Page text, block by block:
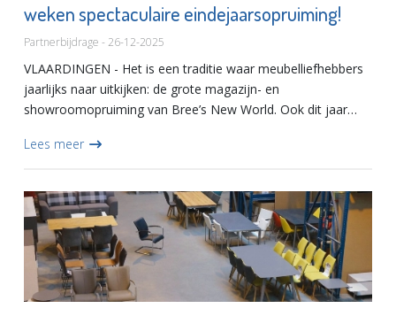
weken spectaculaire eindejaarsopruiming!
Partnerbijdrage - 26-12-2025
VLAARDINGEN - Het is een traditie waar meubelliefhebbers
jaarlijks naar uitkijken: de grote magazijn- en
showroomopruiming van Bree’s New World. Ook dit jaar
collectie design...
Lees meer